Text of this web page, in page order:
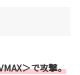
＞で攻撃。